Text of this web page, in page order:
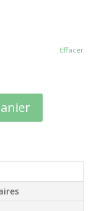
Effacer